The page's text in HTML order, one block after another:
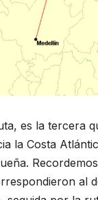
es la tercera
la Costa
al